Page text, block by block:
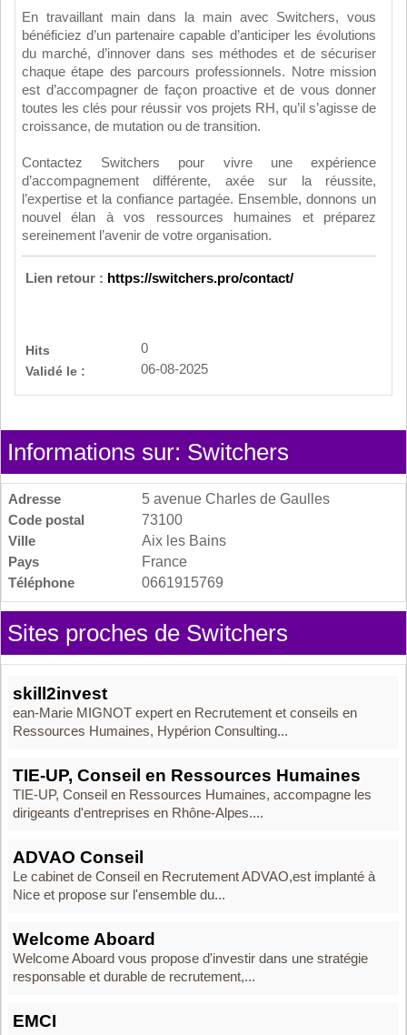
En travaillant main dans la main avec Switchers, vous
bénéficiez d’un partenaire capable d’anticiper les évolutions
du marché, d’innover dans ses méthodes et de sécuriser
chaque étape des parcours professionnels. Notre mission
est d’accompagner de façon proactive et de vous donner
toutes les clés pour réussir vos projets RH, qu’il s’agisse de
croissance, de mutation ou de transition.
Contactez Switchers pour vivre une expérience
d’accompagnement différente, axée sur la réussite,
l’expertise et la confiance partagée. Ensemble, donnons un
nouvel élan à vos ressources humaines et préparez
sereinement l’avenir de votre organisation.
Lien retour : https://switchers.pro/contact/
Hits
0
Validé le :
06-08-2025
Informations sur: Switchers
Adresse
5 avenue Charles de Gaulles
Code postal
73100
Ville
Aix les Bains
Pays
France
Téléphone
0661915769
Sites proches de Switchers
skill2invest
ean-Marie MIGNOT expert en Recrutement et conseils en
Ressources Humaines, Hypérion Consulting...
TIE-UP, Conseil en Ressources Humaines
TIE-UP, Conseil en Ressources Humaines, accompagne les
dirigeants d'entreprises en Rhône-Alpes....
ADVAO Conseil
Le cabinet de Conseil en Recrutement ADVAO,est implanté à
Nice et propose sur l'ensemble du...
Welcome Aboard
Welcome Aboard vous propose d'investir dans une stratégie
responsable et durable de recrutement,...
EMCI